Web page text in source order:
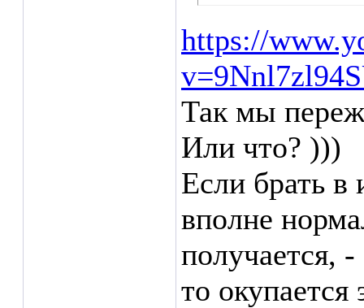
https://
Так мы
Или что? )))
Если брать в
вполне
получается, -
то окупается